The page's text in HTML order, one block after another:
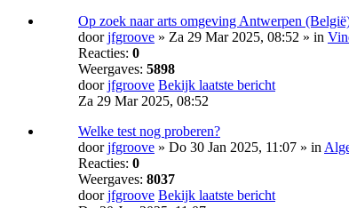
Op zoek naar arts omgeving Antwerpen
doorjfgroove » Za 29 Mar 2025, 08:52 » in
Reacties: 0
Weergaves: 5898
doorjfgroove Bekijk laatste bericht
Za 29 Mar 2025, 08:52
Welke test nog proberen?
doorjfgroove » Do 30 Jan 2025, 11:07 » in
Reacties: 0
Weergaves: 8037
doorjfgroove Bekijk laatste bericht